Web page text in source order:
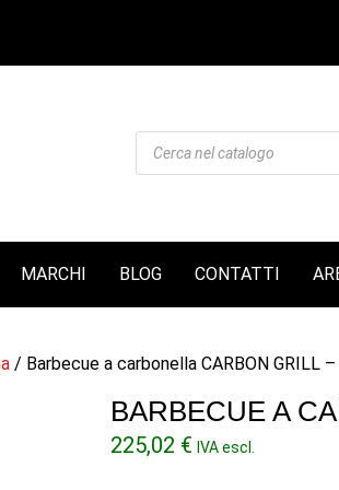
Products
search
MARCHI BLOG CONTATTI
/ Barbecue a carbonella CARBON GRILL –
BARBECUE A
225,02 € IVA escl.